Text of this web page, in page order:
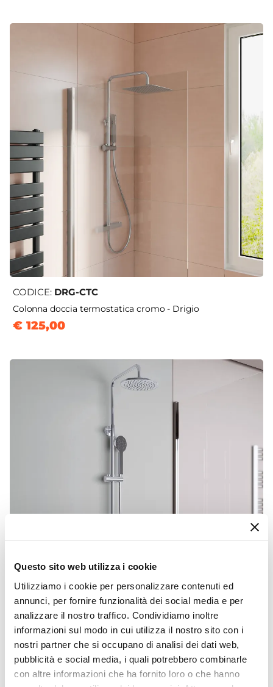
Questo sito web utilizza i cookie
Utilizziamo i cookie per personalizzare contenuti ed
annunci, per fornire funzionalità dei social media e per
analizzare il nostro traffico. Condividiamo inoltre
informazioni sul modo in cui utilizza il nostro sito con i
nostri partner che si occupano di analisi dei dati web,
pubblicità e social media, i quali potrebbero combinarle
con altre informazioni che ha fornito loro o che hanno
CODICE: DRG-CTC
Colonna doccia termostatica cromo - Drigio
€ 125,00
CODICE:TECNA-C
Colonna doccia telescopica cromata con soffione
doccino e miscelatore 2 uscite - Tecna
€ 117,00